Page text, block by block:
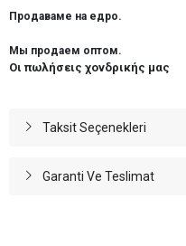
Продаваме на едро.
Мы продаем оптом.
Οι πωλήσεις χονδρικής μας
Taksit Seçenekleri
Garanti Ve Teslimat